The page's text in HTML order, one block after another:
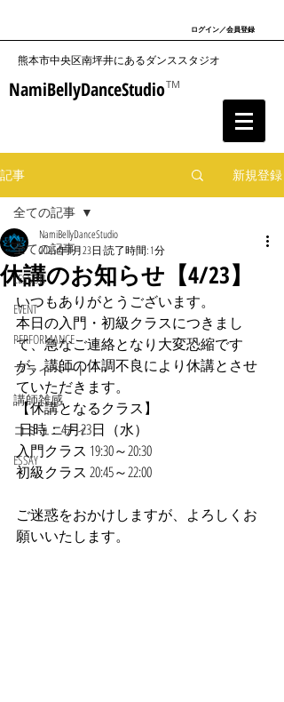
ログイン／会員登録
​熊本市中央区南坪井にあるダンススタジオ
NamiBellyDanceStudioTM
記事 新規登録
全ての記事
LESSON
EVENT
PERFORMANCE
プライベート
講師雑感
コミュニティ
ESSAY
全ての記事
休講のお知らせ【4/23】
NamiBellyDanceStudio
2025年4月23日 読了時間: 1分
いつもありがとうございます。
本日の入門・初級クラスにつきまし
て、急なご連絡となり大変恐縮です
が、講師の体調不良により休講とさせ
ていただきます。
【休講となるクラス】
日時：4月23日（水）
入門クラス 19:30～20:30
初級クラス 20:45～22:00
ご迷惑をおかけしますが、よろしくお
願いいたします。